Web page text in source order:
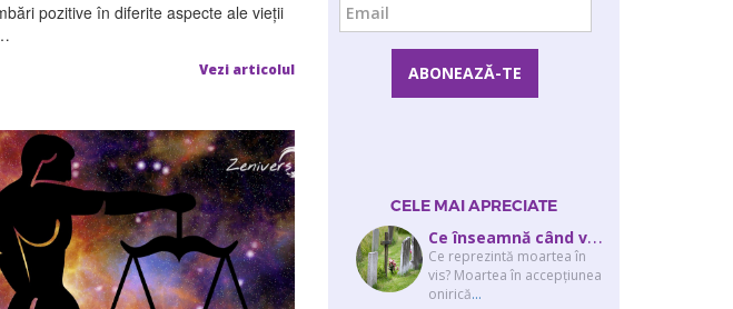
pozitive în diferite aspecte ale vieții
Vezi articolul
CELE MAI APRECIATE
C
e înseamnă când visezi că moare cineva apropiat? Interpretarea visului în ...
Ce reprezintă moartea în
vis? Moartea în accepţiunea
onirică...